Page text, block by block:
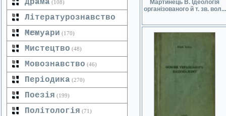
Драма (108)
Літературознавство
(125)
Мемуари (170)
Мистецтво (48)
Мовознавство (46)
Періодика (270)
Поезія (199)
Політологія (71)
Мартинець В. Ідеологія
організованого й т. зв. вол...